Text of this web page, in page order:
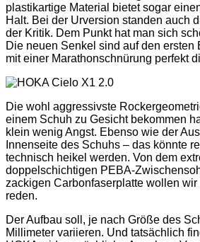
plastikartige Material bietet sogar
Halt. Bei der Urversion standen auch
der Kritik. Dem Punkt hat man sich
Die neuen Senkel sind auf den ersten
mit einer Marathonschnürung perfekt
Die wohl aggressivste
einem Schuh zu Gesicht bekommen
klein wenig Angst. Ebenso wie der
Innenseite des Schuhs – das könnte
technisch heikel werden. Von dem
doppelschichtigen PEBA-
zackigen Carbonfaserplatte wollen
reden.
Der Aufbau soll, je nach Größe des
Millimeter variieren. Und tatsächlich